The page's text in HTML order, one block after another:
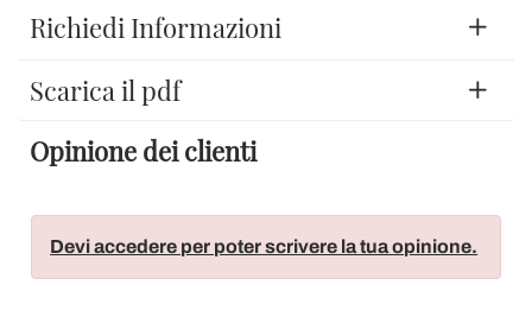
Richiedi Informazioni
Scarica il pdf
Opinione dei clienti
Devi accedere per poter scrivere la tua opinione.